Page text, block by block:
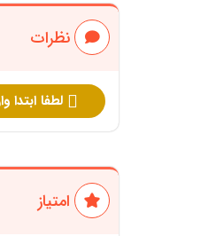
نظرات
لطفا ابتدا
امتیاز